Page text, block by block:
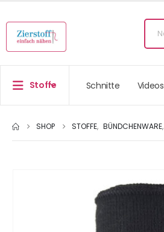
Stoffe Schnitte Videos
SHOP STOFFE, BÜNDCHENWARE,